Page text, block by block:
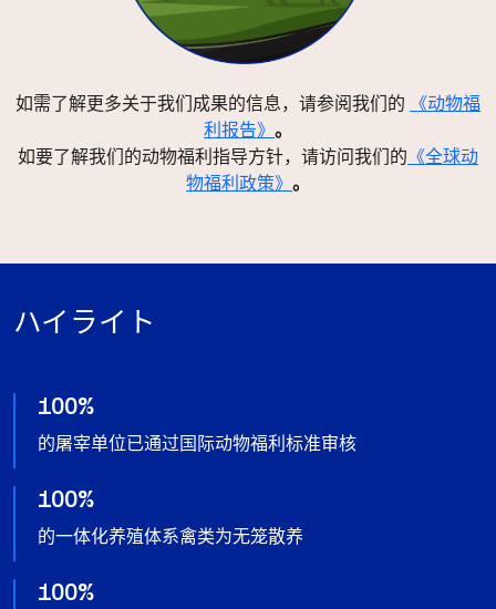
如需了解更多关于我们成果的信息，请参阅我们的
《动物福
利报告》 。
如要了解我们的动物福利指导方针，请访问我们的 《全球动
物福利政策》 。
ハイライト
100%
的屠宰单位已通过国际动物福利标准审核
100%
的一体化养殖体系禽类为无笼散养
100%